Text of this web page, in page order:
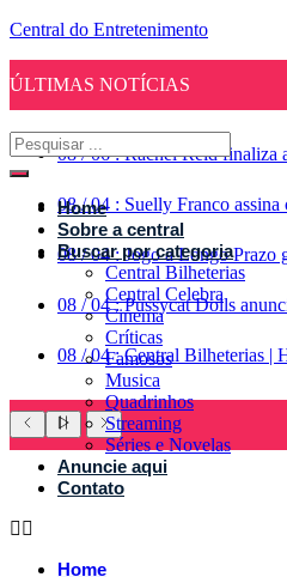
Central do Entretenimento
ÚLTIMAS NOTÍCIAS
08 / 06 : Rachel Reid finaliza
08 / 04 : Suelly Franco
08 / 04 : Jogo a Longo Prazo
08 / 04 : Pussycat Dolls
08 / 04 : Central Bilheterias |
Home
Sobre a central
Buscar por categoria
Central Bilheterias
Central Celebra
Cinema
Críticas
Famosos
Musica
Quadrinhos
Streaming
Séries e Novelas
Anuncie aqui
Contato
Home